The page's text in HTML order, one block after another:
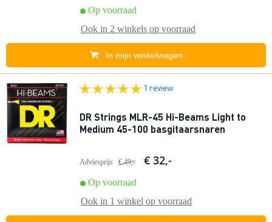
Op voorraad
Ook in 2 winkels op voorraad
In mijn winkelwagen
1 review
DR Strings MLR-45 Hi-Beams Light to
Medium 45-100 basgitaarsnaren
Adviesprijs € 49,- € 32,-
Op voorraad
Ook in 1 winkel op voorraad